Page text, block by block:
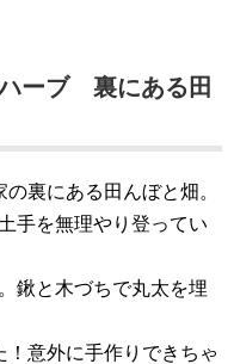
裏にある田んぼと畑。
手を無理やり登ってい
鍬と木づちで丸太を埋
意外に手作りできちゃ